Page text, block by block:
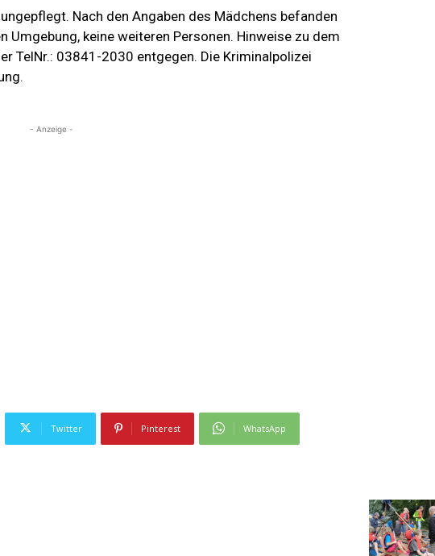
Nach den Angaben des Mädchens befanden
keine weiteren Personen. Hinweise zu dem
TelNr.: 03841-2030 entgegen. Die Kriminalpolizei
- Anzeige -
Twitter Pinterest WhatsApp